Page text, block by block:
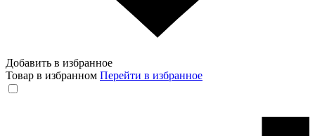
Добавить в избранное
Товар в избранном Перейти в избранное